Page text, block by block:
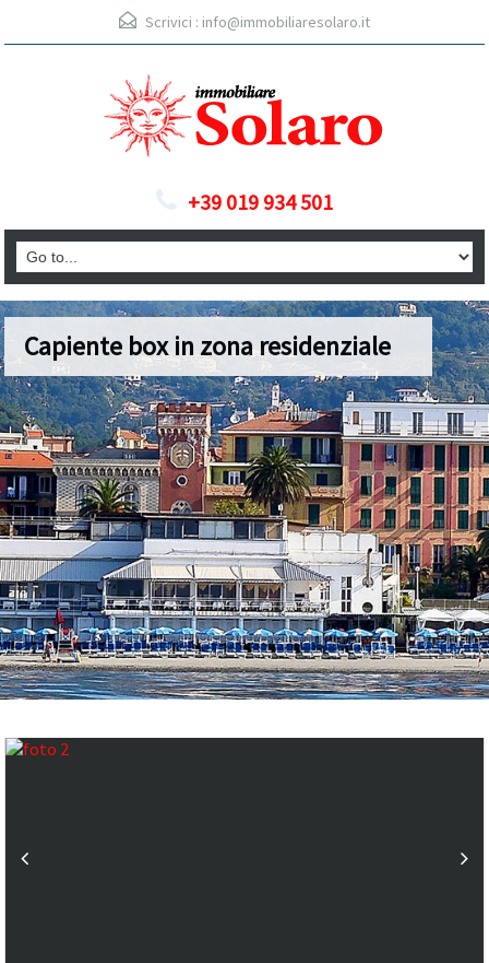
Scrivici : info@immobiliaresolaro.it
+39 019 934 501
Capiente box in zona residenziale